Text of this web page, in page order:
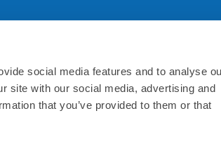
social media features and to analyse
site with our social media, advertising and
that you’ve provided to them or that
規約について
利用規約